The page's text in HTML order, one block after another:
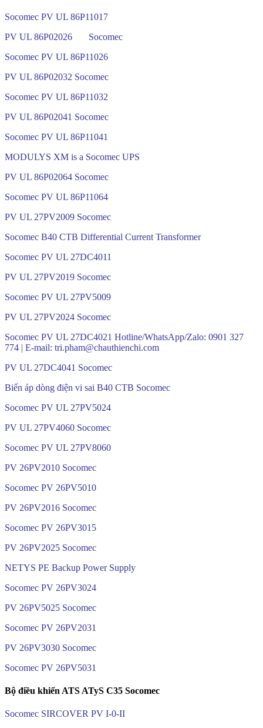
Socomec PV UL 86P11017
PV UL 86P02026 Socomec
Socomec PV UL 86P11026
PV UL 86P02032 Socomec
Socomec PV UL 86P11032
PV UL 86P02041 Socomec
Socomec PV UL 86P11041
MODULYS XM is a Socomec UPS
PV UL 86P02064 Socomec
Socomec PV UL 86P11064
PV UL 27PV2009 Socomec
Socomec B40 CTB Differential Current Transformer
Socomec PV UL 27DC4011
PV UL 27PV2019 Socomec
Socomec PV UL 27PV5009
PV UL 27PV2024 Socomec
Socomec PV UL 27DC4021 Hotline/WhatsApp/Zalo: 0901 327
774 | E-mail: tri.pham@chauthienchi.com
PV UL 27DC4041 Socomec
Biến áp dòng điện vi sai B40 CTB Socomec
Socomec PV UL 27PV5024
PV UL 27PV4060 Socomec
Socomec PV UL 27PV8060
PV 26PV2010 Socomec
Socomec PV 26PV5010
PV 26PV2016 Socomec
Socomec PV 26PV3015
PV 26PV2025 Socomec
NETYS PE Backup Power Supply
Socomec PV 26PV3024
PV 26PV5025 Socomec
Socomec PV 26PV2031
PV 26PV3030 Socomec
Socomec PV 26PV5031
Bộ điều khiển ATS ATyS C35 Socomec
Socomec SIRCOVER PV I-0-II